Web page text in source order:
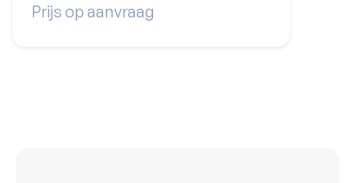
Prijs op aanvraag